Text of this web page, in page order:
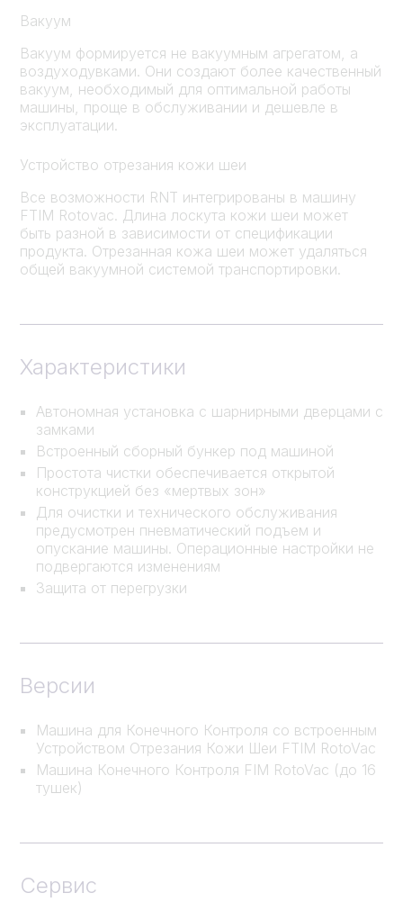
Вакуум
Вакуум формируется не вакуумным агрегатом, а
воздуходувками. Они создают более качественный
вакуум, необходимый для оптимальной работы
машины, проще в обслуживании и дешевле в
эксплуатации.
Устройство отрезания кожи шеи
Все возможности RNT интегрированы в машину
FTIM Rotovac. Длина лоскута кожи шеи может
быть разной в зависимости от спецификации
продукта. Отрезанная кожа шеи может удаляться
общей вакуумной системой транспортировки.
Характеристики
Автономная установка с шарнирными дверцами с
замками
Встроенный сборный бункер под машиной
Простота чистки обеспечивается открытой
конструкцией без «мертвых зон»
Для очистки и технического обслуживания
предусмотрен пневматический подъем и
опускание машины. Операционные настройки не
подвергаются изменениям
Защита от перегрузки
Версии
Машина для Конечного Контроля со встроенным
Устройством Отрезания Кожи Шеи FTIM RotoVac
Машина Конечного Контроля FIM RotoVac (до 16
тушек)
Сервис